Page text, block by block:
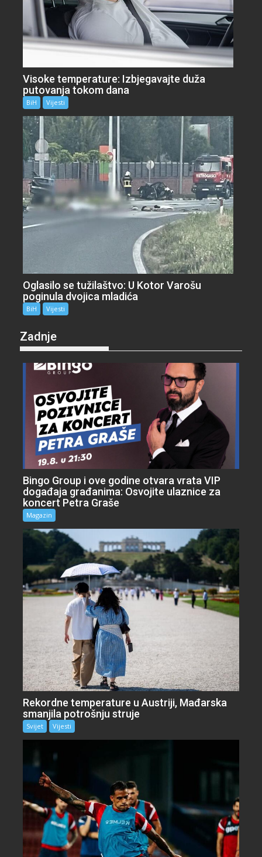
Visoke temperature: Izbjegavajte duža
putovanja tokom dana
BiH Vijesti
Oglasilo se tužilaštvo: U Kotor Varošu
poginula dvojica mladića
BiH Vijesti
Zadnje
Bingo Group i ove godine otvara vrata VIP
događaja građanima: Osvojite ulaznice za
koncert Petra Graše
Magazin
Rekordne temperature u Austriji, Mađarska
smanjila potrošnju struje
Svijet Vijesti